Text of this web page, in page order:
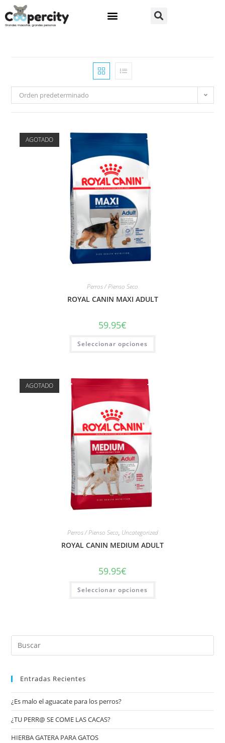
Orden predeterminado
AGOTADO
Perros / Pienso Seco
ROYAL CANIN MAXI ADULT
59.95€
Seleccionar opciones
AGOTADO
Perros / Pienso Seco, Uncategorized
ROYAL CANIN MEDIUM ADULT
59.95€
Seleccionar opciones
Entradas Recientes
¿Es malo el aguacate para los perros?
¿TU PERR@ SE COME LAS CACAS?
HIERBA GATERA PARA GATOS